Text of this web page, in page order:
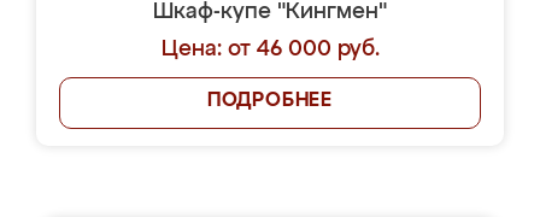
Шкаф-купе "Кингмен"
Цена: от 46 000 руб.
ПОДРОБНЕЕ